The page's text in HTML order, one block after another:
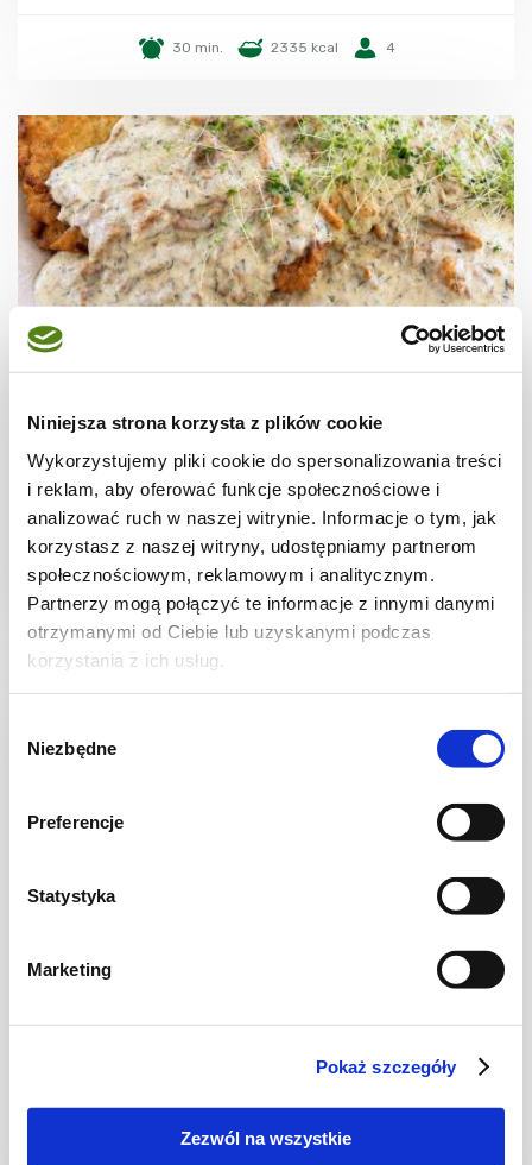
Niniejsza strona korzysta z plików cookie
Wykorzystujemy pliki cookie do spersonalizowania treści
i reklam, aby oferować funkcje społecznościowe i
analizować ruch w naszej witrynie. Informacje o tym, jak
korzystasz z naszej witryny, udostępniamy partnerom
społecznościowym, reklamowym i analitycznym.
Partnerzy mogą połączyć te informacje z innymi danymi
otrzymanymi od Ciebie lub uzyskanymi podczas
korzystania z ich usług.
zgody
Niezbędne
Preferencje
Statystyka
Marketing
Pokaż szczegóły
Zezwól na wszystkie
30 min. 2335 kcal 4
SOSY
Placki ziemniaczane z sosem kurkowym –
najlepszy przepis
40 min. 2906 kcal 4
Ciasto drożdżowe z letnimi owocami